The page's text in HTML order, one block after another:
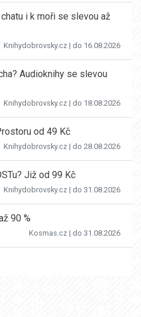
i k moři se slevou až
Knihydobrovsky.cz | do 16.08.2026
Audioknihy se slevou
Knihydobrovsky.cz | do 18.08.2026
od 49 Kč
Knihydobrovsky.cz | do 28.08.2026
Již od 99 Kč
Knihydobrovsky.cz | do 31.08.2026
90 %
Kosmas.cz | do 31.08.2026